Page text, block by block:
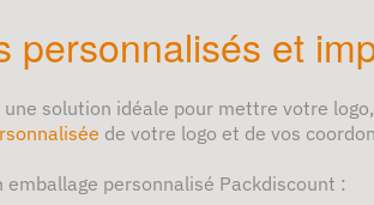
personnalisés et
une solution idéale pour mettre votre
de votre logo et de vos
personnalisé Packdiscount :